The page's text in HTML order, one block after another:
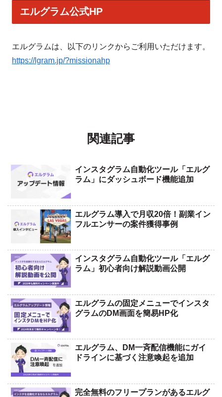
エルグラム公式HP
エルグラムは、以下のリンクからご利用いただけます。
https://lgram.jp/?missionahp
関連記事
インスタグラム自動化ツール「エルグ
ラム」にダッシュボード機能追加
エルグラム導入で月収20倍！副業イン
フルエンサーの案件獲得事例
インスタグラム自動化ツール「エルグ
ラム」初心者向け解説動画公開
エルグラムの固定メニューでインスタ
グラムのDM画面を簡易HP化
エルグラム、DM一斉配信機能にガイ
ドラインに基づく注意喚起を追加
完全無料のフリープランがあるエルグ